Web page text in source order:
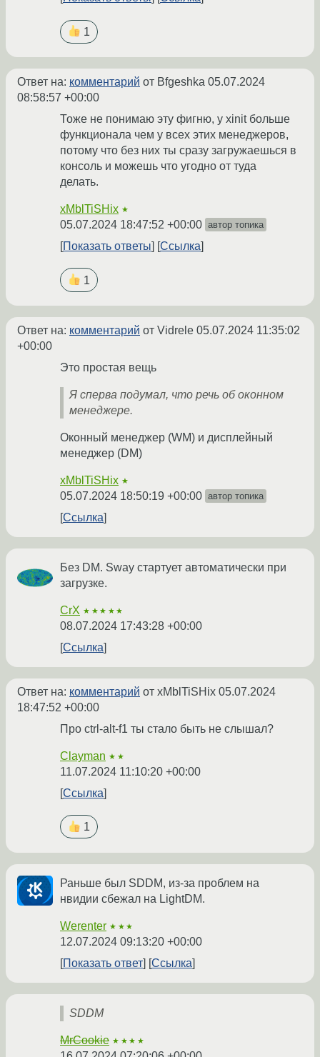
1
Ответ на: комментарий от Bfgeshka 05.07.2024
08:58:57 +00:00
Тоже не понимаю эту фигню, у xinit больше
функционала чем у всех этих менеджеров,
потому что без них ты сразу загружаешься в
консоль и можешь что угодно от туда
делать.
xMblTiSHix ★
05.07.2024 18:47:52 +00:00 автор топика
Показать ответы Ссылка
1
Ответ на: комментарий от Vidrele 05.07.2024 11:35:02
+00:00
Это простая вещь
Я сперва подумал, что речь об оконном
менеджере.
Оконный менеджер (WM) и дисплейный
менеджер (DM)
xMblTiSHix ★
05.07.2024 18:50:19 +00:00 автор топика
Ссылка
Без DM. Sway стартует автоматически при
загрузке.
CrX ★★★★★
08.07.2024 17:43:28 +00:00
Ссылка
Ответ на: комментарий от xMblTiSHix 05.07.2024
18:47:52 +00:00
Про ctrl-alt-f1 ты стало быть не слышал?
Clayman ★★
11.07.2024 11:10:20 +00:00
Ссылка
1
Раньше был SDDM, из-за проблем на
нвидии сбежал на LightDM.
Werenter ★★★
12.07.2024 09:13:20 +00:00
Показать ответ
Ссылка
SDDM
MrCookie ★★★★